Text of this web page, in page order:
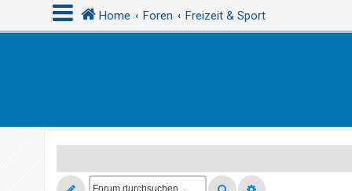
Home Foren Freizeit & Sport